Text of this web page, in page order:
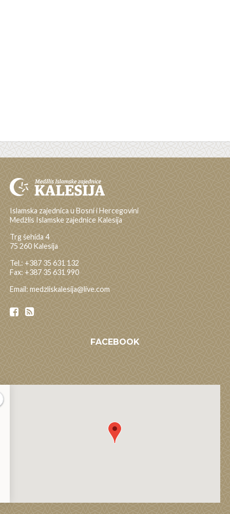
Islamska zajednica u Bosni i Hercegovini
Medžlis Islamske zajednice Kalesija
Trg šehida 4
75 260 Kalesija
Tel.: +387 35 631 132
Fax: +387 35 631 990
Email: medzliskalesija@live.com
FACEBOOK